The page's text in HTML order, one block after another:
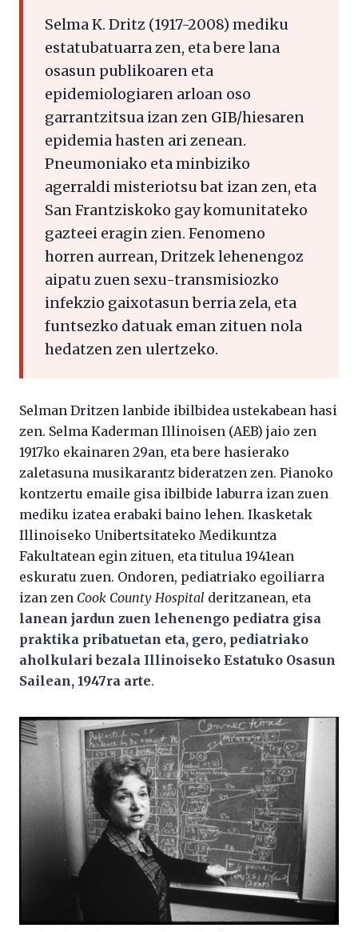
Selma K. Dritz (1917-2008) mediku
estatubatuarra zen, eta bere lana
osasun publikoaren eta
epidemiologiaren arloan oso
garrantzitsua izan zen GIB/hiesaren
epidemia hasten ari zenean.
Pneumoniako eta minbiziko
agerraldi misteriotsu bat izan zen, eta
San Frantziskoko gay komunitateko
gazteei eragin zien. Fenomeno
horren aurrean, Dritzek lehenengoz
aipatu zuen sexu-transmisiozko
infekzio gaixotasun berria zela, eta
funtsezko datuak eman zituen nola
hedatzen zen ulertzeko.
Selman Dritzen lanbide ibilbidea ustekabean hasi
zen. Selma Kaderman Illinoisen (AEB) jaio zen
1917ko ekainaren 29an, eta bere hasierako
zaletasuna musikarantz bideratzen zen. Pianoko
kontzertu emaile gisa ibilbide laburra izan zuen
mediku izatea erabaki baino lehen. Ikasketak
Illinoiseko Unibertsitateko Medikuntza
Fakultatean egin zituen, eta titulua 1941ean
eskuratu zuen. Ondoren, pediatriako egoiliarra
izan zen Cook County Hospital deritzanean, eta
lanean jardun zuen lehenengo pediatra gisa
praktika pribatuetan eta, gero, pediatriako
aholkulari bezala Illinoiseko Estatuko Osasun
Sailean, 1947ra arte.